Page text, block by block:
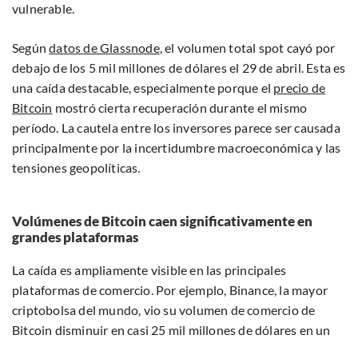
vulnerable.
Segúndatos de Glassnode, el volumen total spot cayó por
debajo de los 5 mil millones de dólares el 29 de abril. Esta es
una caída destacable, especialmente porque el precio de
Bitcoin mostró cierta recuperación durante el mismo
período. La cautela entre los inversores parece ser causada
principalmente por la incertidumbre macroeconómica y las
tensiones geopolíticas.
Volúmenes de Bitcoin caen significativamente en
grandes plataformas
La caída es ampliamente visible en las principales
plataformas de comercio. Por ejemplo, Binance, la mayor
criptobolsa del mundo, vio su volumen de comercio de
Bitcoin disminuir en casi 25 mil millones de dólares en un